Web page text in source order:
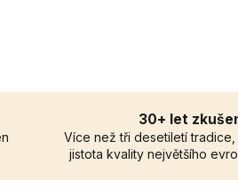
30+ let
Více než tři desetiletí
jistota kvality největšího